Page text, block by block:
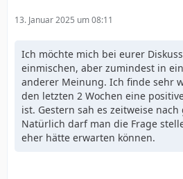
13. Januar 2025 um 08:11
Ich möchte mich bei eurer
einmischen, aber zumindest in
anderer Meinung. Ich finde sehr
den letzten 2 Wochen eine
ist. Gestern sah es zeitweise nach
Natürlich darf man die Frage
eher hätte erwarten können.